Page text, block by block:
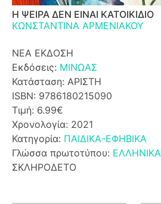
Η ΨΕΙΡΑ ΔΕΝ ΕΙΝΑΙ ΚΑΤΟΙΚΙΔΙΟ
ΚΩΝΣΤΑΝΤΙΝΑ ΑΡΜΕΝΙΑΚΟΥ
ΝΕΑ ΕΚΔΟΣΗ
Εκδόσεις: ΜΙΝΩΑΣ
Κατάσταση: ΑΡΙΣΤΗ
ISBN: 9786180215090
Τιμή: 6.99€
Χρονολογία: 2021
Κατηγορία: ΠΑΙΔΙΚΑ-ΕΦΗΒΙΚΑ
Γλώσσα πρωτοτύπου: ΕΛΛΗΝΙΚΑ
ΣΚΛΗΡΟΔΕΤΟ